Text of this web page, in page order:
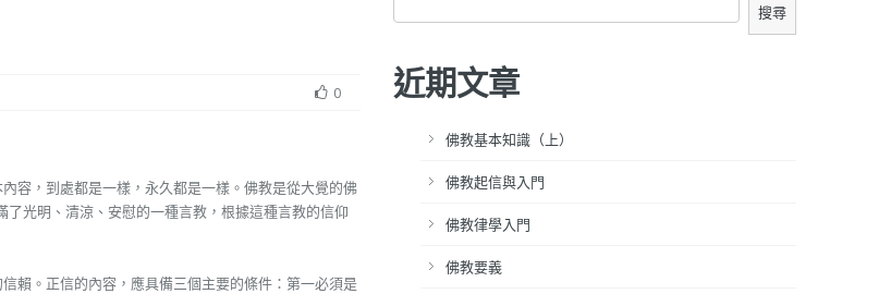
0
容，到處都是一樣，永久都是一樣。佛教是從大覺的佛
光明、清涼、安慰的一種言教，根據這種言教的信仰
賴。正信的內容，應具備三個主要的條件：第一必須是
搜尋
近期文章
佛教基本知識（上）
佛教起信與入門
佛教律學入門
佛教要義